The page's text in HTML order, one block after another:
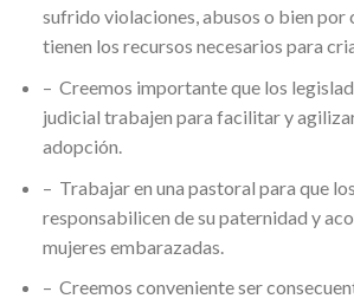
sufrido violaciones, abusos o bien por
tienen los recursos necesarios para
– Creemos importante que los
judicial trabajen para facilitar y
adopción.
– Trabajar en una pastoral para que
responsabilicen de su paternidad y
mujeres embarazadas.
– Creemos conveniente ser